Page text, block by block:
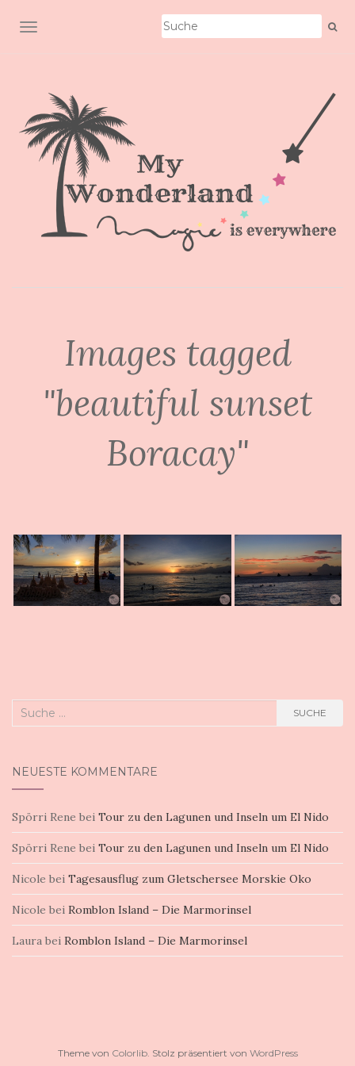
SCHALTE NAVIGATION
Images tagged
"beautiful sunset
Boracay"
Suche
SUCHE
NEUESTE KOMMENTARE
Spörri Rene bei Tour zu den Lagunen und Inseln um El Nido
Spörri Rene bei Tour zu den Lagunen und Inseln um El Nido
Nicole bei Tagesausflug zum Gletschersee Morskie Oko
Nicole bei Romblon Island – Die Marmorinsel
Laura bei Romblon Island – Die Marmorinsel
Theme von Colorlib. Stolz präsentiert von WordPress